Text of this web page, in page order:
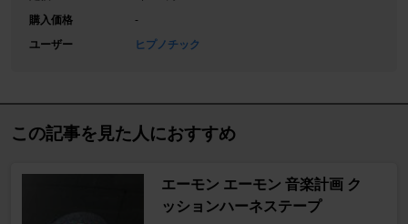
購入価格
-
ユーザー
ヒプノチック
この記事を見た人におすすめ
エーモン エーモン 音楽計画 ク
ッションハーネステープ